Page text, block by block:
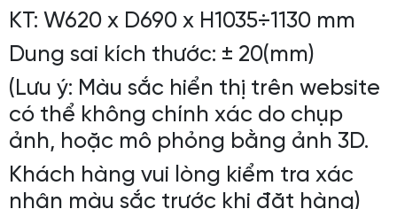
KT: W620 x D690 x H1035÷1130 mm
Dung sai kích thước: ± 20(mm)
(Lưu ý: Màu sắc hiển thị trên website
có thể không chính xác do chụp
ảnh, hoặc mô phỏng bằng ảnh 3D.
Khách hàng vui lòng kiểm tra xác
nhận màu sắc trước khi đặt hàng)